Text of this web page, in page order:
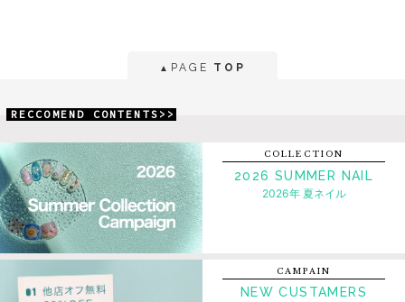
▲ PAGE TOP
RECCOMEND CONTENTS>>
COLLECTION
2026 SUMMER NAIL
2026年 夏ネイル
CAMPAIN
NEW CUSTAMERS